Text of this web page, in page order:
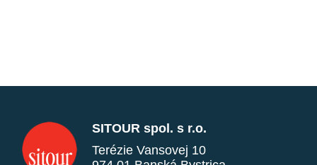
SITOUR spol. s r.o.
Terézie Vansovej 10